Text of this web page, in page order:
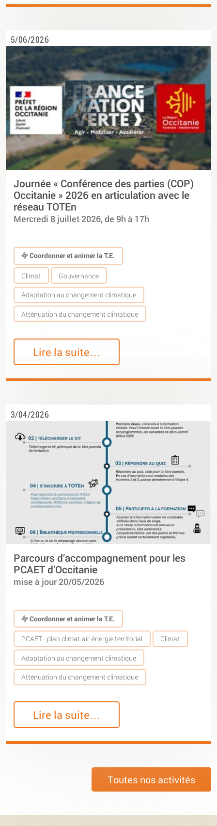
5/06/2026
Journée « Conférence des parties (COP)
Occitanie » 2026 en articulation avec le
réseau TOTEn
Mercredi 8 juillet 2026, de 9h à 17h
Coordonner et animer la T.E.
Climat Gouvernance
Adaptation au changement climatique
Atténuation du changement climatique
Lire la suite…
3/04/2026
Parcours d’accompagnement pour les
PCAET d’Occitanie
mise à jour 20/05/2026
Coordonner et animer la T.E.
PCAET - plan climat-air-énergie territorial Climat
Adaptation au changement climatique
Atténuation du changement climatique
Lire la suite…
Toutes nos activités